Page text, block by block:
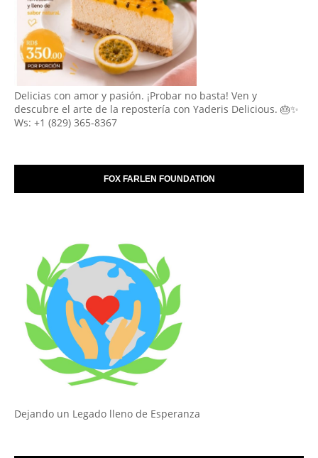
Delicias con amor y pasión. ¡Probar no basta! Ven y
descubre el arte de la repostería con Yaderis Delicious. 🎂✨
Ws: +1 (829) 365-8367
FOX FARLEN FOUNDATION
Dejando un Legado lleno de Esperanza